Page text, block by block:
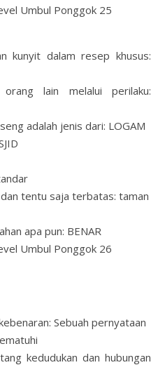
Umbul Ponggok 25
kunyit dalam resep khusus:
lain melalui perilaku:
adalah jenis dari: LOGAM
tentu saja terbatas: taman
apa pun: BENAR
Umbul Ponggok 26
Sebuah pernyataan
kedudukan dan hubungan